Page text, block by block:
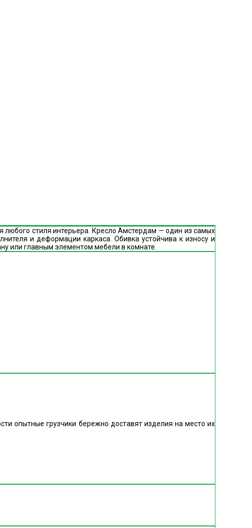
стиля интерьера. Кресло Амстердам — один из самых
и деформации каркаса. Обивка устойчива к износу и
или главным элементом мебели в комнате.
опытные грузчики бережно доставят изделия на место их